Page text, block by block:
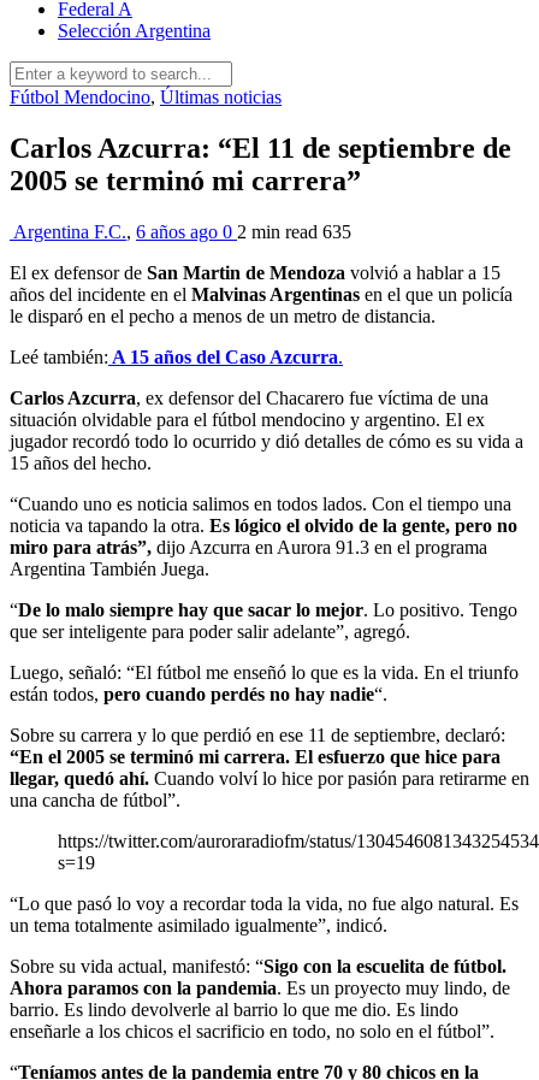
Federal A
Selección Argentina
Fútbol Mendocino, Últimas noticias
Carlos Azcurra: “El 11 de septiembre de
2005 se terminó mi carrera”
Argentina F.C., 6 años ago 0 2 min read 635
El ex defensor de San Martin de Mendoza volvió a hablar a 15
años del incidente en el Malvinas Argentinas en el que un policía
le disparó en el pecho a menos de un metro de distancia.
Leé también: A 15 años del Caso Azcurra.
Carlos Azcurra, ex defensor del Chacarero fue víctima de una
situación olvidable para el fútbol mendocino y argentino. El ex
jugador recordó todo lo ocurrido y dió detalles de cómo es su vida a
15 años del hecho.
“Cuando uno es noticia salimos en todos lados. Con el tiempo una
noticia va tapando la otra. Es lógico el olvido de la gente, pero no
miro para atrás”, dijo Azcurra en Aurora 91.3 en el programa
Argentina También Juega.
“De lo malo siempre hay que sacar lo mejor. Lo positivo. Tengo
que ser inteligente para poder salir adelante”, agregó.
Luego, señaló: “El fútbol me enseñó lo que es la vida. En el triunfo
están todos, pero cuando perdés no hay nadie“.
Sobre su carrera y lo que perdió en ese 11 de septiembre, declaró:
“En el 2005 se terminó mi carrera. El esfuerzo que hice para
llegar, quedó ahí. Cuando volví lo hice por pasión para retirarme en
una cancha de fútbol”.
https://twitter.com/auroraradiofm/status/
s=19
“Lo que pasó lo voy a recordar toda la vida, no fue algo natural. Es
un tema totalmente asimilado igualmente”, indicó.
Sobre su vida actual, manifestó: “Sigo con la escuelita de fútbol.
Ahora paramos con la pandemia. Es un proyecto muy lindo, de
barrio. Es lindo devolverle al barrio lo que me dio. Es lindo
enseñarle a los chicos el sacrificio en todo, no solo en el fútbol”.
“Teníamos antes de la pandemia entre 70 y 80 chicos en la